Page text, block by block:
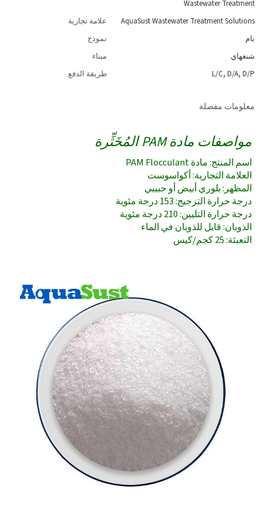
Wastewater Treatment
علامة تجارية
AquaSust Wastewater Treatment Solutions
نموذج
بام
ميناء
شنغهاي
طريقة الدفع
L/C, D/A, D/P
معلومات مفصلة
مواصفات مادة PAM المُخَثِّرة
اسم المنتج: مادة PAM Flocculant
العلامة التجارية: أكواسوست
المظهر: بلوري أبيض أو حبيبي
درجة حرارة التزجيج: 153 درجة مئوية
درجة حرارة التليين: 210 درجة مئوية
الذوبان: قابل للذوبان في الماء
التعبئة: 25 كجم/كيس